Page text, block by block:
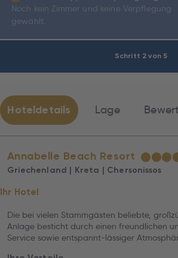
Schritt 2 von 5
Noch kein Zimmer und keine Verpflegung
gewählt.
Hoteldetails Lage
Annabelle Beach Resort ★★★
Griechenland | Kreta | Chersonissos
Ihr Hotel
Die bei vielen Stammgästen beliebte,
Anlage besticht durch einen freundlichen
Service sowie entspannt-lässiger